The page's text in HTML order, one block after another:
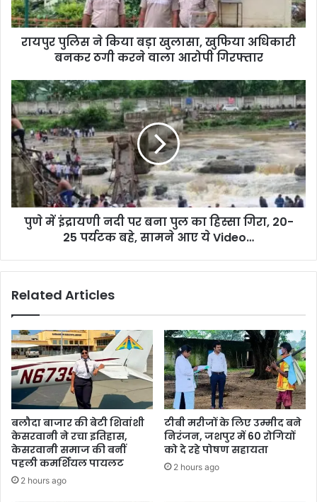
अधिकारी
बनकर
ठगी
आरोपी
गिरफ्तार
रायपुर पुलिस ने किया बड़ा खुलासा, खुफिया अधिकारी
बनकर ठगी करने वाला आरोपी गिरफ्तार
पुणे
में
इंद्रायणी
नदी
पर
बना
पुल
का
हिस्सा
गिरा,
पर्यटक
सामने
Video…
पुणे में इंद्रायणी नदी पर बना पुल का हिस्सा गिरा, 20-
25 पर्यटक बहे, सामने आए ये Video…
Related Articles
बलौदा बाजार की बेटी शिवांशी
केसरवानी ने रचा इतिहास,
केसरवानी समाज की बनीं
पहली कमर्शियल पायलट
2 hours ago
टीबी मरीजों के लिए उम्मीद बने
निरंजन, जशपुर में 60 रोगियों
को दे रहे पोषण सहायता
2 hours ago